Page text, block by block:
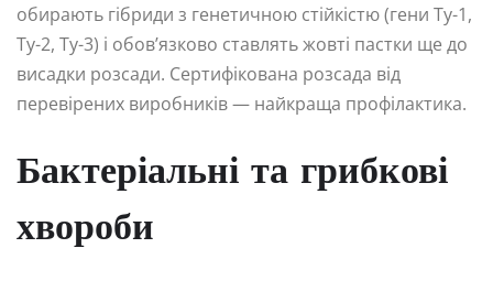
обирають гібриди з генетичною стійкістю (гени Ty-1,
Ty-2, Ty-3) і обов’язково ставлять жовті пастки ще до
висадки розсади. Сертифікована розсада від
перевірених виробників — найкраща профілактика.
Бактеріальні та грибкові
хвороби